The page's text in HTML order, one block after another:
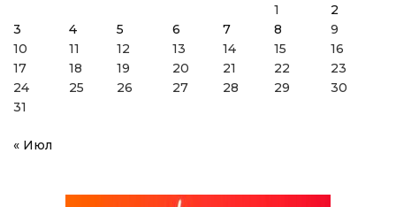
1
2
3
4 5 6 7 8
9
10
11 12 13 14 15
16
17
18 19 20 21 22
23
24
25 26 27 28 29
30
31
« Июл